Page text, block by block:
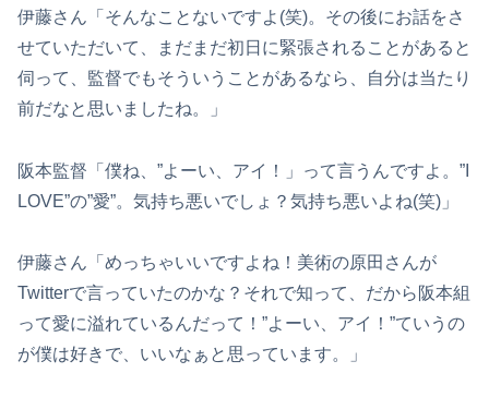
伊藤さん「そんなことないですよ(笑)。その後にお話をさ
せていただいて、まだまだ初日に緊張されることがあると
伺って、監督でもそういうことがあるなら、自分は当たり
前だなと思いましたね。」
阪本監督「僕ね、”よーい、アイ！」って言うんですよ。”I
LOVE”の”愛”。気持ち悪いでしょ？気持ち悪いよね(笑)」
伊藤さん「めっちゃいいですよね！美術の原田さんが
Twitterで言っていたのかな？それで知って、だから阪本組
って愛に溢れているんだって！”よーい、アイ！”ていうの
が僕は好きで、いいなぁと思っています。」